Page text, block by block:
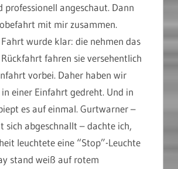
professionell angeschaut. Dann
mit mir zusammen.
wurde klar: die nehmen das
fahren sie versehentlich
vorbei. Daher haben wir
einer Einfahrt gedreht. Und in
es auf einmal. Gurtwarner –
sich abgeschnallt – dachte ich,
leuchtete eine “Stop”-Leuchte
stand weiß auf rotem